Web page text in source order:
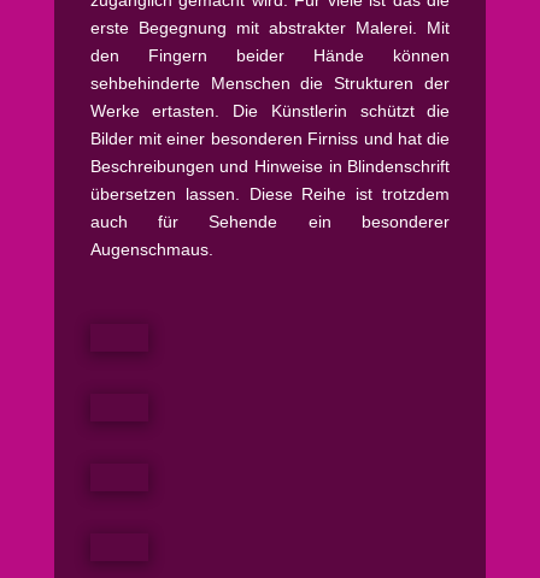
erste Begegnung mit abstrakter Malerei. Mit
den Fingern beider Hände können
sehbehinderte Menschen die Strukturen der
Werke ertasten. Die Künstlerin schützt die
Bilder mit einer besonderen Firniss und hat die
Beschreibungen und Hinweise in Blindenschrift
übersetzen lassen. Diese Reihe ist trotzdem
auch für Sehende ein besonderer
Augenschmaus.